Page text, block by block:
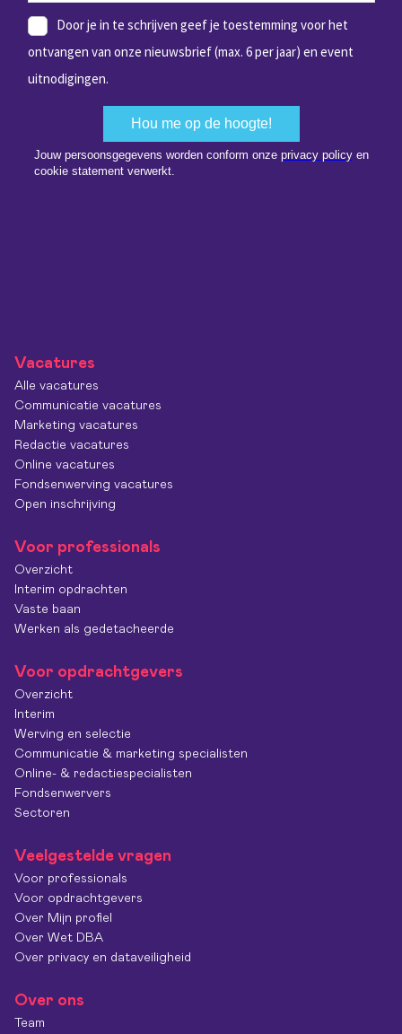
Vacatures
Alle vacatures
Communicatie vacatures
Marketing vacatures
Redactie vacatures
Online vacatures
Fondsenwerving vacatures
Open inschrijving
Voor professionals
Overzicht
Interim opdrachten
Vaste baan
Werken als gedetacheerde
Voor opdrachtgevers
Overzicht
Interim
Werving en selectie
Communicatie & marketing specialisten
Online- & redactiespecialisten
Fondsenwervers
Sectoren
Veelgestelde vragen
Voor professionals
Voor opdrachtgevers
Over Mijn profiel
Over Wet DBA
Over privacy en dataveiligheid
Over ons
Team